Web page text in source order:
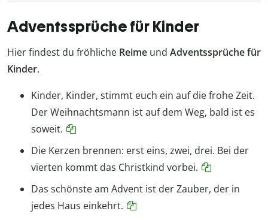
Adventssprüche für Kinder
Hier findest du fröhliche Reime und Adventssprüche für
Kinder.
Kinder, Kinder, stimmt euch ein auf die frohe Zeit.
Der Weihnachtsmann ist auf dem Weg, bald ist es
soweit.
Die Kerzen brennen: erst eins, zwei, drei. Bei der
vierten kommt das Christkind vorbei.
Das schönste am Advent ist der Zauber, der in
jedes Haus einkehrt.